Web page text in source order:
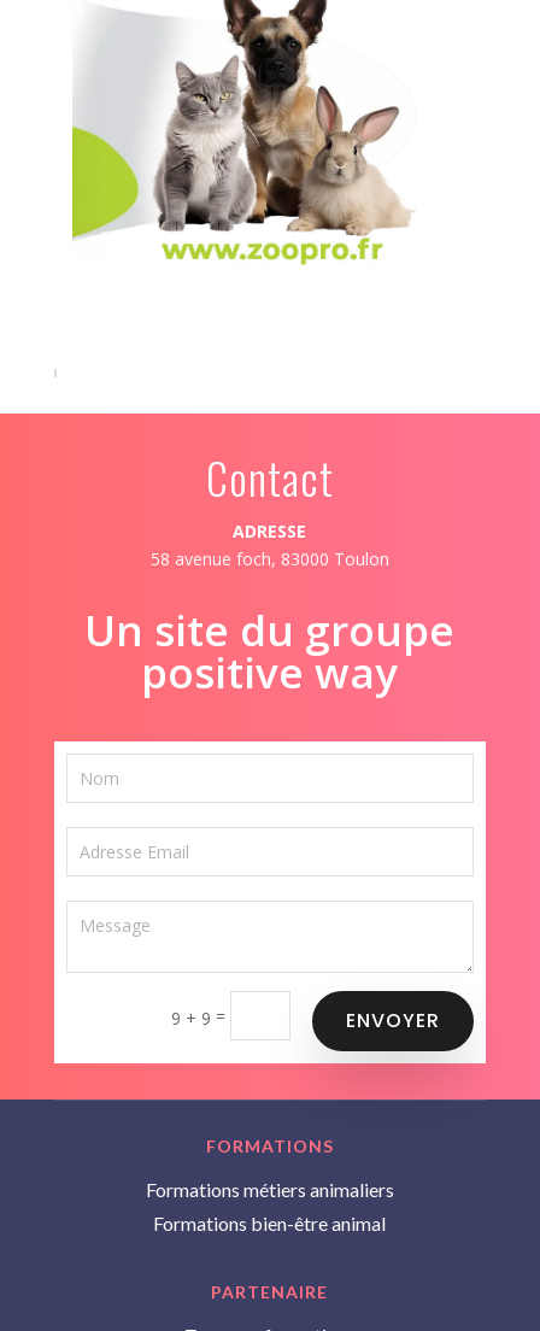
Contact
ADRESSE
58 avenue foch, 83000 Toulon
Un site du groupe
positive way
9 + 9 = ENVOYER
FORMATIONS
Formations métiers animaliers
Formations bien-être animal
PARTENAIRE